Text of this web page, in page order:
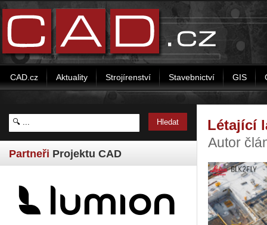
CAD.cz Aktuality Strojírenství Stavebnictví GIS
Partneři Projektu CAD
Létající
Autor